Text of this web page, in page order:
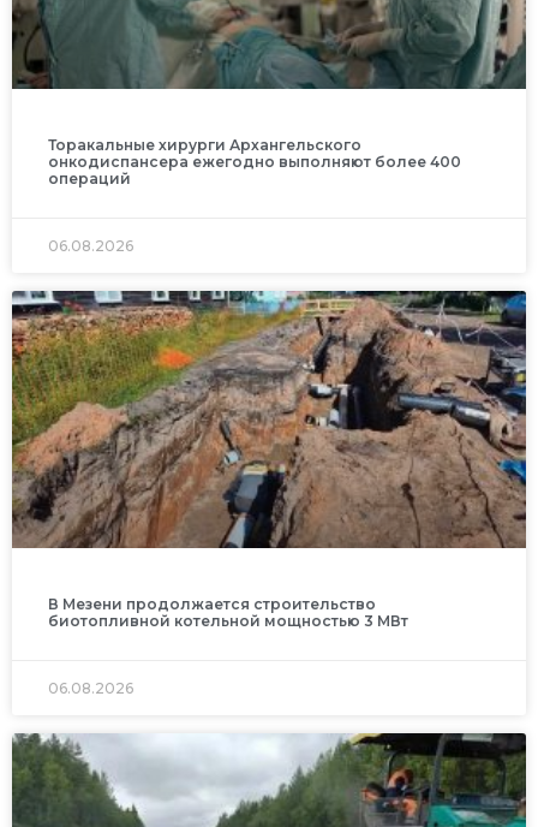
Торакальные хирурги Архангельского
онкодиспансера ежегодно выполняют более 400
операций
06.08.2026
В Мезени продолжается строительство
биотопливной котельной мощностью 3 МВт
06.08.2026